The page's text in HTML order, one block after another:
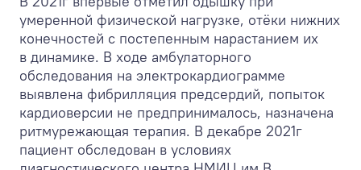
умеренной физической нагрузке, отёки нижних
конечностей с постепенным нарастанием их
в динамике. В ходе амбулаторного
обследования на электрокардиограмме
выявлена фибрилляция предсердий, попыток
кардиоверсии не предпринималось, назначена
ритмурежающая терапия. В декабре 2021г
пациент обследован в условиях